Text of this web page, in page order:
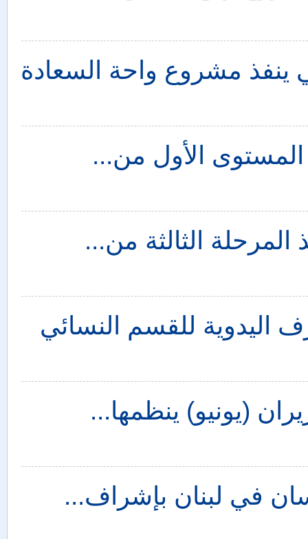
مشروع واحة السعادة
المستوى الأول من...
الثالثة من...
(يونيو) ينظمها...
في لبنان بإشراف...